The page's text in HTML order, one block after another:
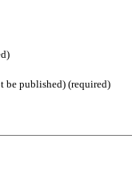
published) (required)